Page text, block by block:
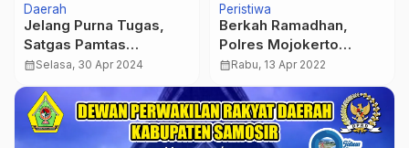
Daerah
Jelang Purna Tugas,
Satgas Pamtas
Yonarmed 10/
Masyarakat Bangun
Masjid
calendar_monthSelasa, 30 Apr 2024
Peristiwa
Berkah Ramadhan,
Polres Mojokerto
Tingkatkan Akselerasi
calendar_monthRabu, 13 Apr 2022